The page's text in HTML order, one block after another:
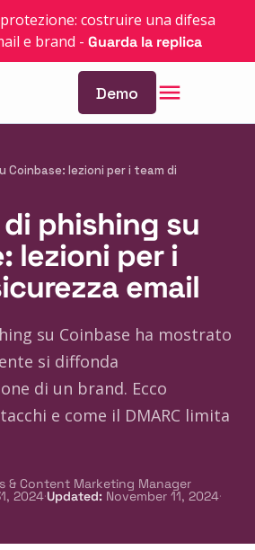
costruire una difesa
e brand - Guarda la replica
Demo
Coinbase: lezioni per i team di
phishing su
lezioni per i
email
su Coinbase ha mostrato
si diffonda
di un brand. Ecco
e come il DMARC limita
& Content Marketing Manager
2024·Updated: November 11, 2024·